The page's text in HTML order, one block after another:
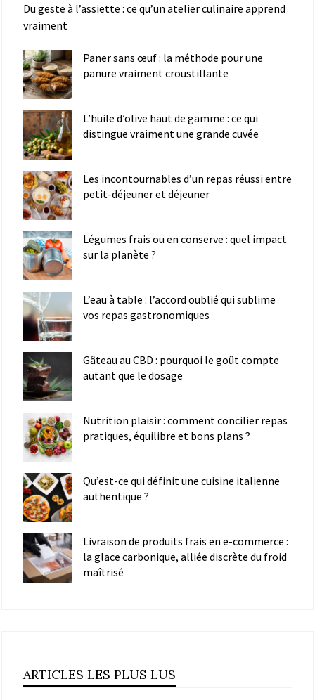
Du geste à l’assiette : ce qu’un atelier culinaire apprend
vraiment
Paner sans œuf : la méthode pour une
panure vraiment croustillante
L’huile d’olive haut de gamme : ce qui
distingue vraiment une grande cuvée
Les incontournables d’un repas réussi entre
petit-déjeuner et déjeuner
Légumes frais ou en conserve : quel impact
sur la planète ?
L’eau à table : l’accord oublié qui sublime
vos repas gastronomiques
Gâteau au CBD : pourquoi le goût compte
autant que le dosage
Nutrition plaisir : comment concilier repas
pratiques, équilibre et bons plans ?
Qu’est-ce qui définit une cuisine italienne
authentique ?
Livraison de produits frais en e-commerce :
la glace carbonique, alliée discrète du froid
maîtrisé
ARTICLES LES PLUS LUS